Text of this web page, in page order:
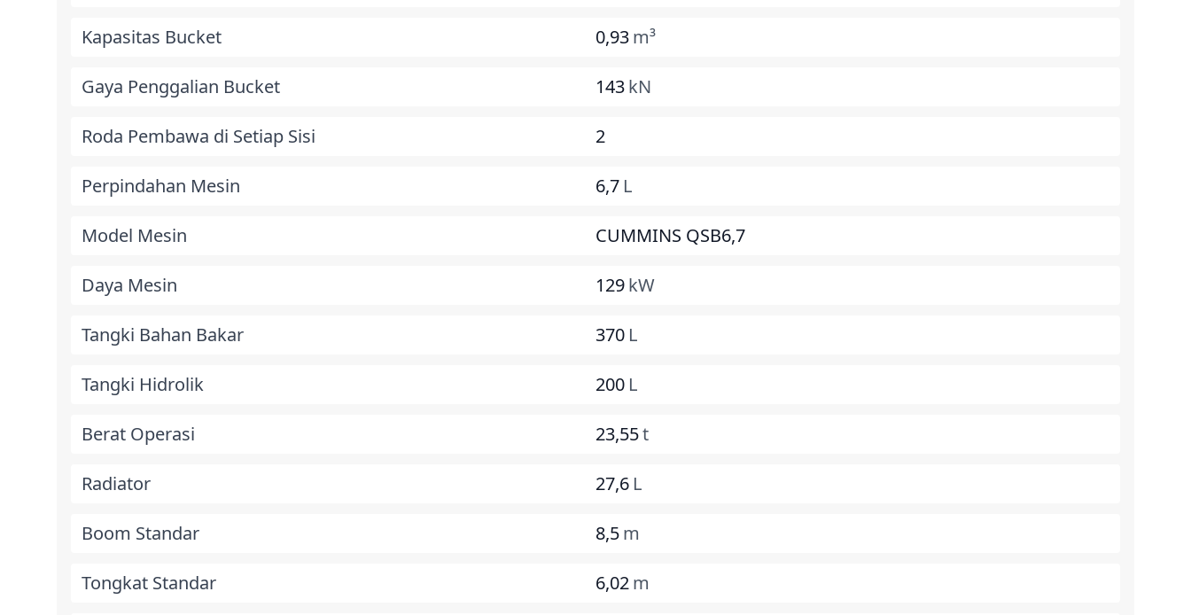
Kapasitas Bucket 0,93m³
Gaya Penggalian Bucket 143kN
Roda Pembawa di Setiap Sisi 2
Perpindahan Mesin 6,7 L
Model Mesin CUMMINS QSB6,7
Daya Mesin 129kW
Tangki Bahan Bakar 370 L
Tangki Hidrolik 200 L
Berat Operasi 23,55t
Radiator 27,6 L
Boom Standar 8,5m
Tongkat Standar 6,02m